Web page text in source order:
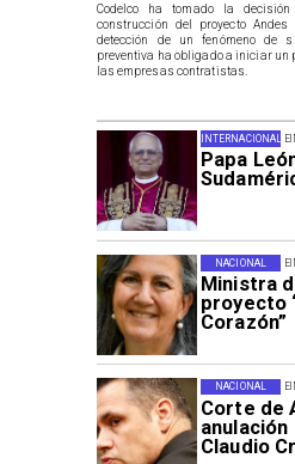
Papa
INTERNACIONAL
Ministra
proyecto
Corazón”
NACIONAL
Corte de
Claudio
NACIONAL
Codelco ha tomado la
construcción del proyecto
detección de un fenómeno de
preventiva ha obligado a iniciar un
las empresas contratistas.